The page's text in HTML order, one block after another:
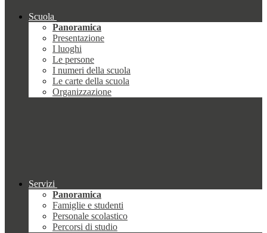
Scuola
Panoramica
Presentazione
I luoghi
Le persone
I numeri della scuola
Le carte della scuola
Organizzazione
Servizi
Panoramica
Famiglie e studenti
Personale scolastico
Percorsi di studio